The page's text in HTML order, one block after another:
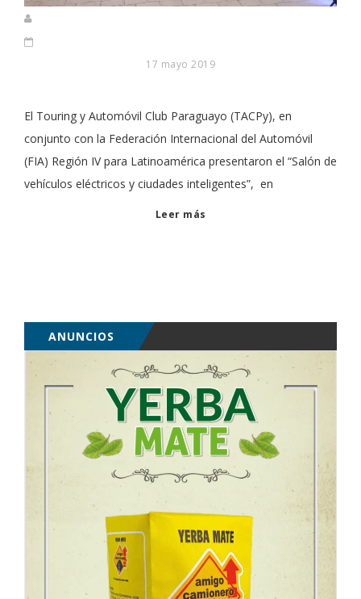
17 mayo 2019
El Touring y Automóvil Club Paraguayo (TACPy), en
conjunto con la Federación Internacional del Automóvil
(FIA) Región IV para Latinoamérica presentaron el “Salón de
vehículos eléctricos y ciudades inteligentes”, en
Leer más
ANUNCIOS